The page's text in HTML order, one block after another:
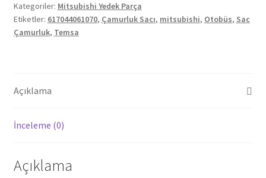
Sacı
617044061070
adet
Kategoriler: Mitsubishi Yedek Parça
Etiketler: 617044061070, Çamurluk Sacı, mitsubishi, Otobüs, Sac
Çamurluk, Temsa
Açıklama
İnceleme (0)
Açıklama